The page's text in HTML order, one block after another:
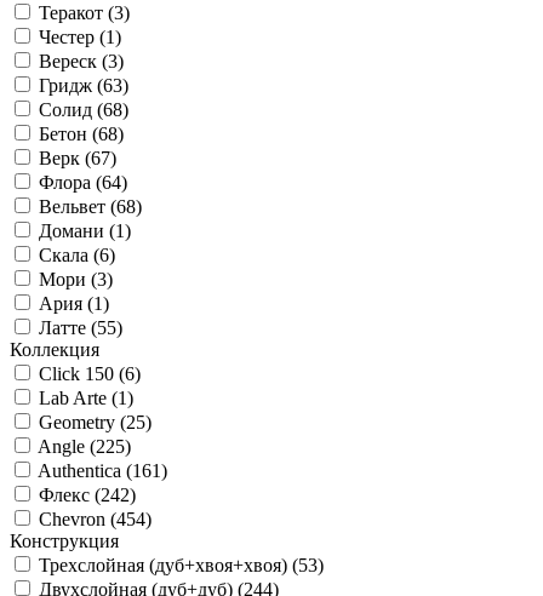
Теракот (3)
Честер (1)
Вереск (3)
Гридж (63)
Солид (68)
Бетон (68)
Верк (67)
Флора (64)
Вельвет (68)
Домани (1)
Скала (6)
Мори (3)
Ария (1)
Латте (55)
Коллекция
Click 150 (6)
Lab Arte (1)
Geometry (25)
Angle (225)
Authentica (161)
Флекс (242)
Chevron (454)
Конструкция
Трехслойная (дуб+хвоя+хвоя) (53)
Двухслойная (дуб+дуб) (244)